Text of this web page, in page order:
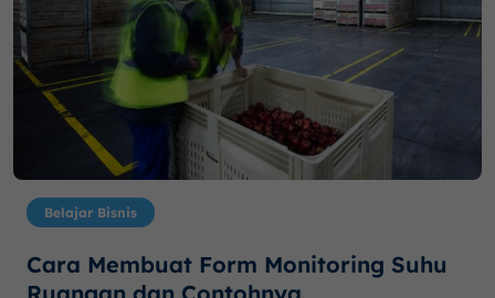
Belajar Bisnis
Cara Membuat Form Monitoring Suhu